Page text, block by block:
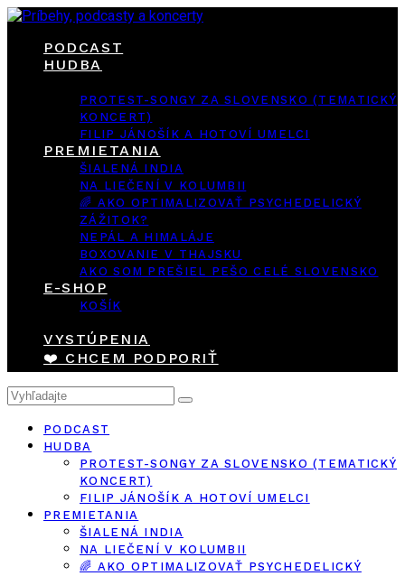
PODCAST
HUDBA
PROTEST-SONGY ZA SLOVENSKO (TEMATICKÝ
KONCERT)
FILIP JÁNOŠÍK A HOTOVÍ UMELCI
PREMIETANIA
ŠIALENÁ INDIA
NA LIEČENÍ V KOLUMBII
🌈 AKO OPTIMALIZOVAŤ PSYCHEDELICKÝ
ZÁŽITOK?
NEPÁL A HIMALÁJE
BOXOVANIE V THAJSKU
AKO SOM PREŠIEL PEŠO CELÉ SLOVENSKO
E-SHOP
KOŠÍK
VYSTÚPENIA
❤️ CHCEM PODPORIŤ
PODCAST
HUDBA
PROTEST-SONGY ZA SLOVENSKO (TEMATICKÝ
KONCERT)
FILIP JÁNOŠÍK A HOTOVÍ UMELCI
PREMIETANIA
ŠIALENÁ INDIA
NA LIEČENÍ V KOLUMBII
🌈 AKO OPTIMALIZOVAŤ PSYCHEDELICKÝ